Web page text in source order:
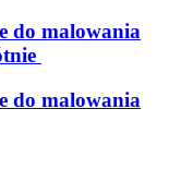
do malowania
do malowania